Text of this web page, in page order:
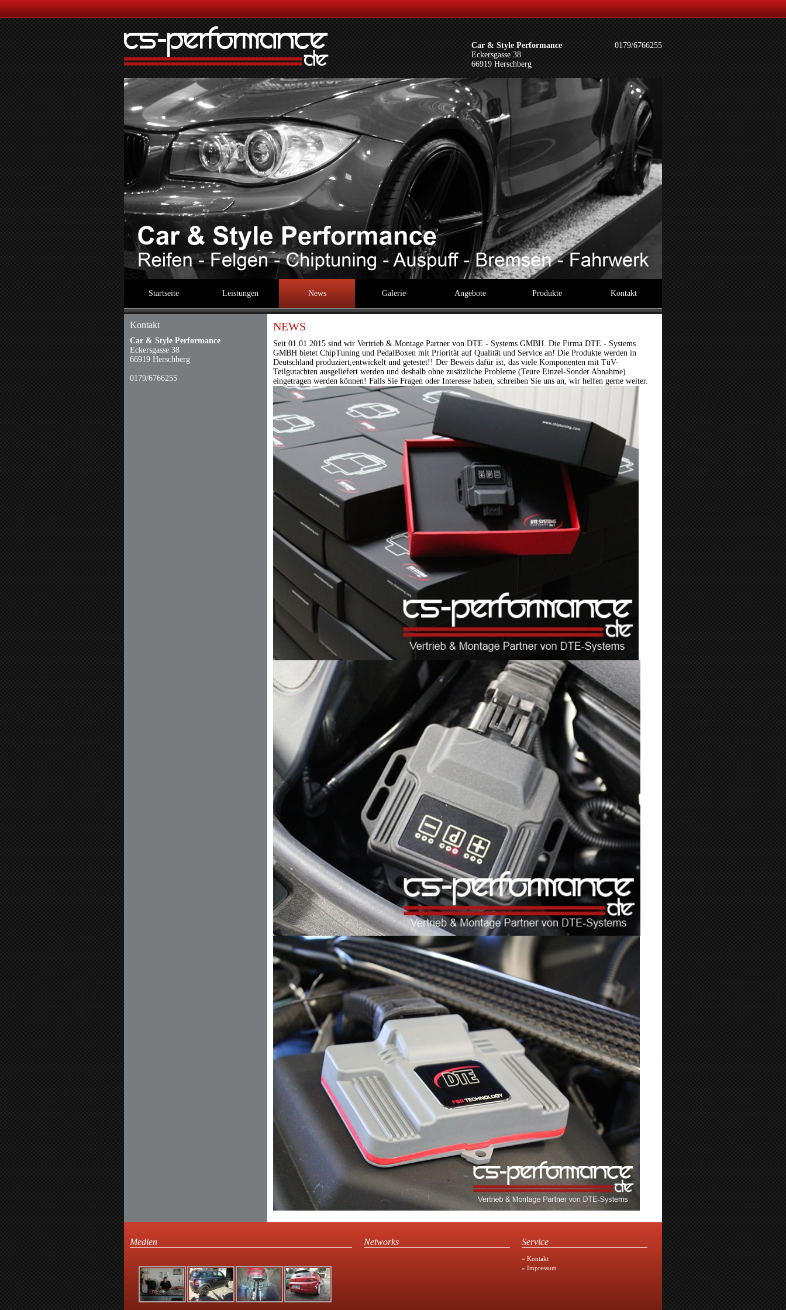
Car & Style Performance
Eckersgasse 38
66919 Herschberg
0179/6766255
Startseite Leistungen News Galerie Angebote Produkte Kontakt
Kontakt
Car & Style Performance
Eckersgasse 38
66919 Herschberg
0179/6766255
NEWS
Seit 01.01.2015 sind wir Vertrieb & Montage Partner von DTE - Systems GMBH. Die Firma DTE - Systems
GMBH bietet ChipTuning und PedalBoxen mit Priorität auf Qualität und Service an! Die Produkte werden in
Deutschland produziert,entwickelt und getestet!! Der Beweis dafür ist, das viele Komponenten mit TüV-
Teilgutachten ausgeliefert werden und deshalb ohne zusätzliche Probleme (Teure Einzel-Sonder Abnahme)
eingetragen werden können! Falls Sie Fragen oder Interesse haben, schreiben Sie uns an, wir helfen gerne weiter.
Medien Networks Service
» Kontakt
» Impressum